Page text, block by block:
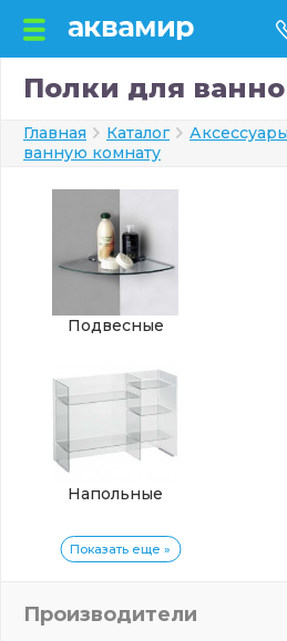
Полки для
Главная Каталог
ванную комнату
Подвесные
Напольные
Показать еще »
Производители